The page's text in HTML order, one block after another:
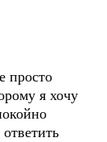
просто
я хочу